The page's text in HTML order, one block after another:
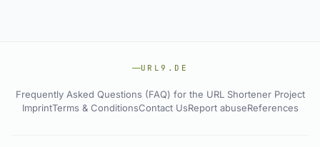
URL9.DE
Frequently Asked Questions (FAQ) for the URL Shortener Project
ImprintTerms & ConditionsContact UsReport abuseReferences